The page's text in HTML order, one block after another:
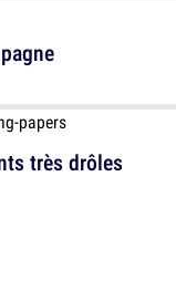
très drôles